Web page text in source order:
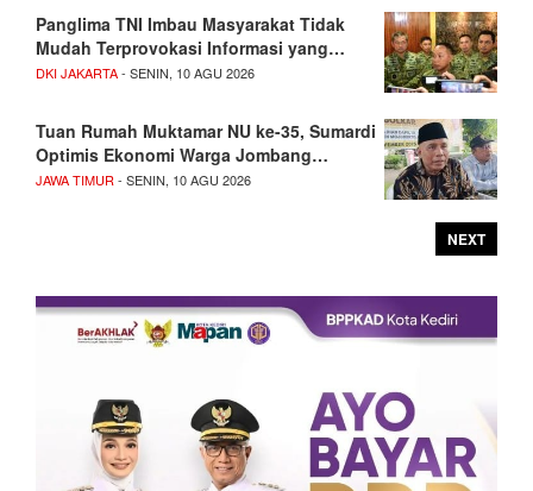
Panglima TNI Imbau Masyarakat Tidak
Mudah Terprovokasi Informasi yang…
DKI JAKARTA- SENIN, 10 AGU 2026
Tuan Rumah Muktamar NU ke-35, Sumardi
Optimis Ekonomi Warga Jombang…
JAWA TIMUR - SENIN, 10 AGU 2026
NEXT